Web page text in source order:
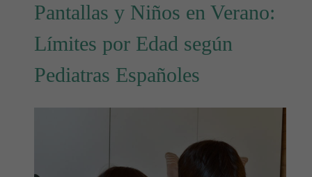
Pantallas y Niños en Verano:
Límites por Edad según
Pediatras Españoles